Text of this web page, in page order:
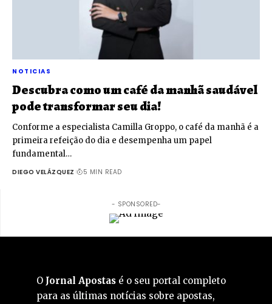
NOTICIAS
Descubra como um café da manhã saudável
pode transformar seu dia!
Conforme a especialista Camilla Groppo, o café da manhã é a
primeira refeição do dia e desempenha um papel
fundamental…
DIEGO VELÁZQUEZ 5 MIN READ
- SPONSORED-
O Jornal Apostas é o seu portal completo
para as últimas notícias sobre apostas,